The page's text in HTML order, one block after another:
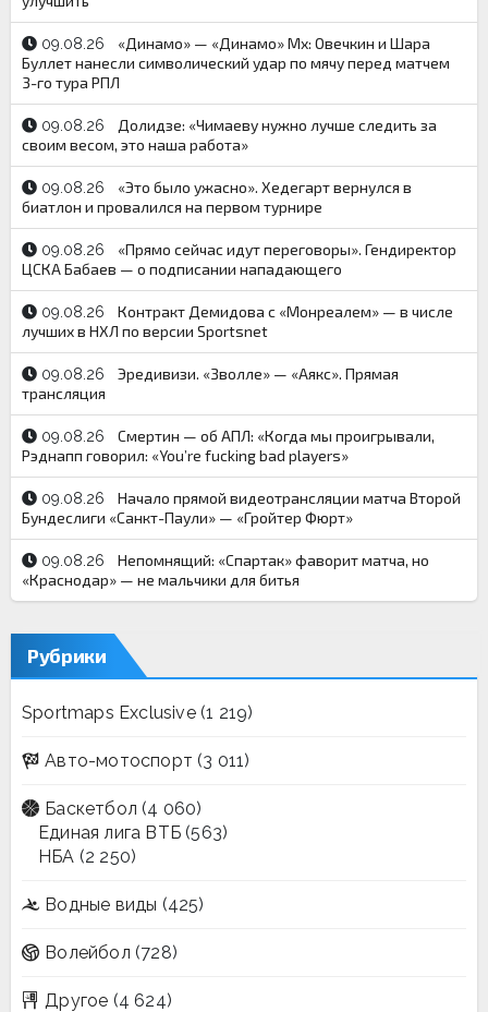
09.08.26
«Динамо» — «Динамо» Мх: Овечкин и Шара
Буллет нанесли символический удар по мячу перед матчем
3-го тура РПЛ
09.08.26
Долидзе: «Чимаеву нужно лучше следить за
своим весом, это наша работа»
09.08.26
«Это было ужасно». Хедегарт вернулся в
биатлон и провалился на первом турнире
09.08.26
«Прямо сейчас идут переговоры». Гендиректор
ЦСКА Бабаев — о подписании нападающего
09.08.26
Контракт Демидова с «Монреалем» — в числе
лучших в НХЛ по версии Sportsnet
09.08.26
Эредивизи. «Зволле» — «Аякс». Прямая
трансляция
09.08.26
Смертин — об АПЛ: «Когда мы проигрывали,
Рэднапп говорил: «You’re fucking bad players»
09.08.26
Начало прямой видеотрансляции матча Второй
Бундеслиги «Санкт-Паули» — «Гройтер Фюрт»
09.08.26
Непомнящий: «Спартак» фаворит матча, но
«Краснодар» — не мальчики для битья
Рубрики
Sportmaps Exclusive(1 219)
Авто-мотоспорт (3 011)
Баскетбол (4 060)
Единая лига ВТБ (563)
НБА (2 250)
Водные виды (425)
Волейбол (728)
Другое (4 624)